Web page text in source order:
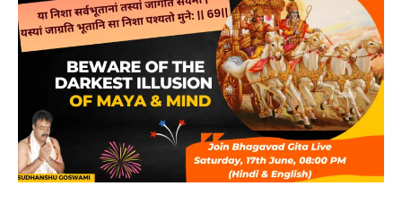
of
the
Darkest
Illusion
Maya
and
Mind-
Bhagavad